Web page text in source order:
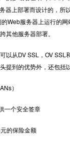
器上部署而设计的，所
的Web服务器上运行的
其他服务器部署。
以从DV SSL，OV SSL
提到的优势外，还包括
）
一个安全签章
的保险金额